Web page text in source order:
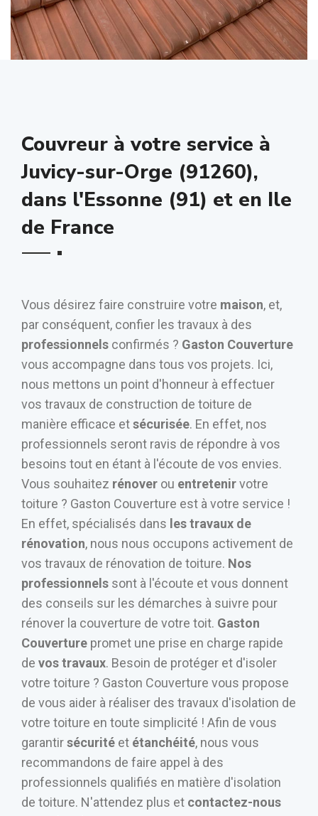
Couvreur à votre service à
Juvicy-sur-Orge (91260),
dans l'Essonne (91) et en Ile
de France
Vous désirez faire construire votre maison, et,
par conséquent, confier les travaux à des
professionnels confirmés ? Gaston Couverture
vous accompagne dans tous vos projets. Ici,
nous mettons un point d'honneur à effectuer
vos travaux de construction de toiture de
manière efficace etsécurisée. En effet, nos
professionnels seront ravis de répondre à vos
besoins tout en étant à l'écoute de vos envies.
Vous souhaitez rénover ou entretenirvotre
toiture ? Gaston Couverture est à votre service !
En effet, spécialisés dans les travaux de
rénovation, nous nous occupons activement de
vos travaux de rénovation de toiture. Nos
professionnels sont à l'écoute et vous donnent
des conseils sur les démarches à suivre pour
rénover la couverture de votre toit. Gaston
Couverture promet une prise en charge rapide
de vos travaux. Besoin de protéger et d'isoler
votre toiture ? Gaston Couverture vous propose
de vous aider à réaliser des travaux d'isolation de
votre toiture en toute simplicité ! Afin de vous
garantirsécurité et étanchéité, nous vous
recommandons de faire appel à des
professionnels qualifiés en matière d'isolation
de toiture. N'attendez plus et contactez-nous